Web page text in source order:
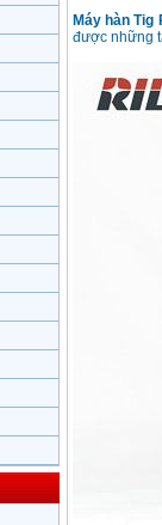
Máy hàn Tig
được những